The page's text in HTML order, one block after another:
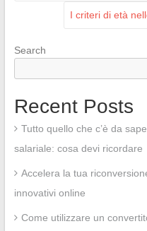
I criteri di età
Search
Recent Posts
Tutto quello che c’è da
salariale: cosa devi ricordare
Accelera la tua
innovativi online
Come utilizzare un